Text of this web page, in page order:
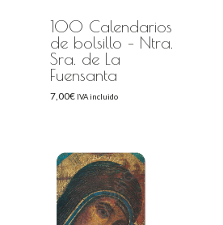
100 Calendarios
de bolsillo – Ntra.
Sra. de La
Fuensanta
7,00€ IVA incluido